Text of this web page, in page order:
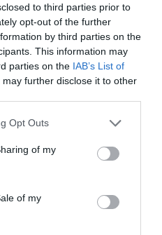
to third parties prior to
opt-out of the further
by third parties on the
This information may
parties on the IAB’s List of
may further disclose it to other
uses one or more Google
behaviour. You may click to
and its third-party tags to
purposes in below Google
Opt Outs
of my
of my